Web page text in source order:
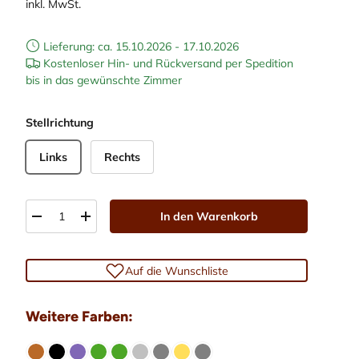
laden
inkl. MwSt.
Lieferung: ca. 15.10.2026 - 17.10.2026
Kostenloser Hin- und Rückversand per Spedition
bis in das gewünschte Zimmer
Stellrichtung
Links Rechts
+ In den Warenkorb
Auf die Wunschliste
Weitere Farben: